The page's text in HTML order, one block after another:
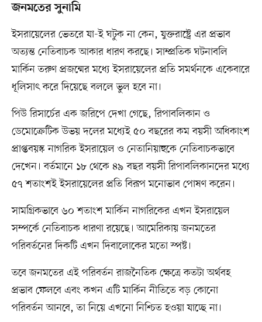
জনমতের সুনামি
ইসরায়েলের ভেতরে যা-ই ঘটুক না কেন, যুক্তরাষ্ট্রে এর প্রভাব
অত্যন্ত নেতিবাচক আকার ধারণ করছে। সাম্প্রতিক ঘটনাবলি
মার্কিন তরুণ প্রজন্মের মধ্যে ইসরায়েলের প্রতি সমর্থনকে একেবারে
ধূলিসাৎ করে দিয়েছে বললে ভুল হবে না।
পিউ রিসার্চের এক জরিপে দেখা গেছে, রিপাবলিকান ও
ডেমোক্রেটিক উভয় দলের মধ্যেই ৫০ বছরের কম বয়সী অধিকাংশ
প্রাপ্তবয়স্ক নাগরিক ইসরায়েল ও নেতানিয়াহুকে নেতিবাচকভাবে
দেখেন। বর্তমানে ১৮ থেকে ৪৯ বছর বয়সী রিপাবলিকানদের মধ্যে
৫৭ শতাংশই ইসরায়েলের প্রতি বিরূপ মনোভাব পোষণ করেন।
সামগ্রিকভাবে ৬০ শতাংশ মার্কিন নাগরিকের এখন ইসরায়েল
সম্পর্কে নেতিবাচক ধারণা রয়েছে। আমেরিকায় জনমতের
পরিবর্তনের দিকটি এখন দিবালোকের মতো স্পষ্ট।
তবে জনমতের এই পরিবর্তন রাজনৈতিক ক্ষেত্রে কতটা অর্থবহ
প্রভাব ফেলবে এবং কখন এটি মার্কিন নীতিতে বড় কোনো
পরিবর্তন আনবে, তা নিয়ে এখনো নিশ্চিত হওয়া যাচ্ছে না।